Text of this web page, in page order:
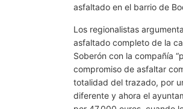
asfaltado en el barrio de
Los regionalistas
asfaltado completo de la
Soberón con la compañía
compromiso de asfaltar
totalidad del trazado, por
diferente y ahora el